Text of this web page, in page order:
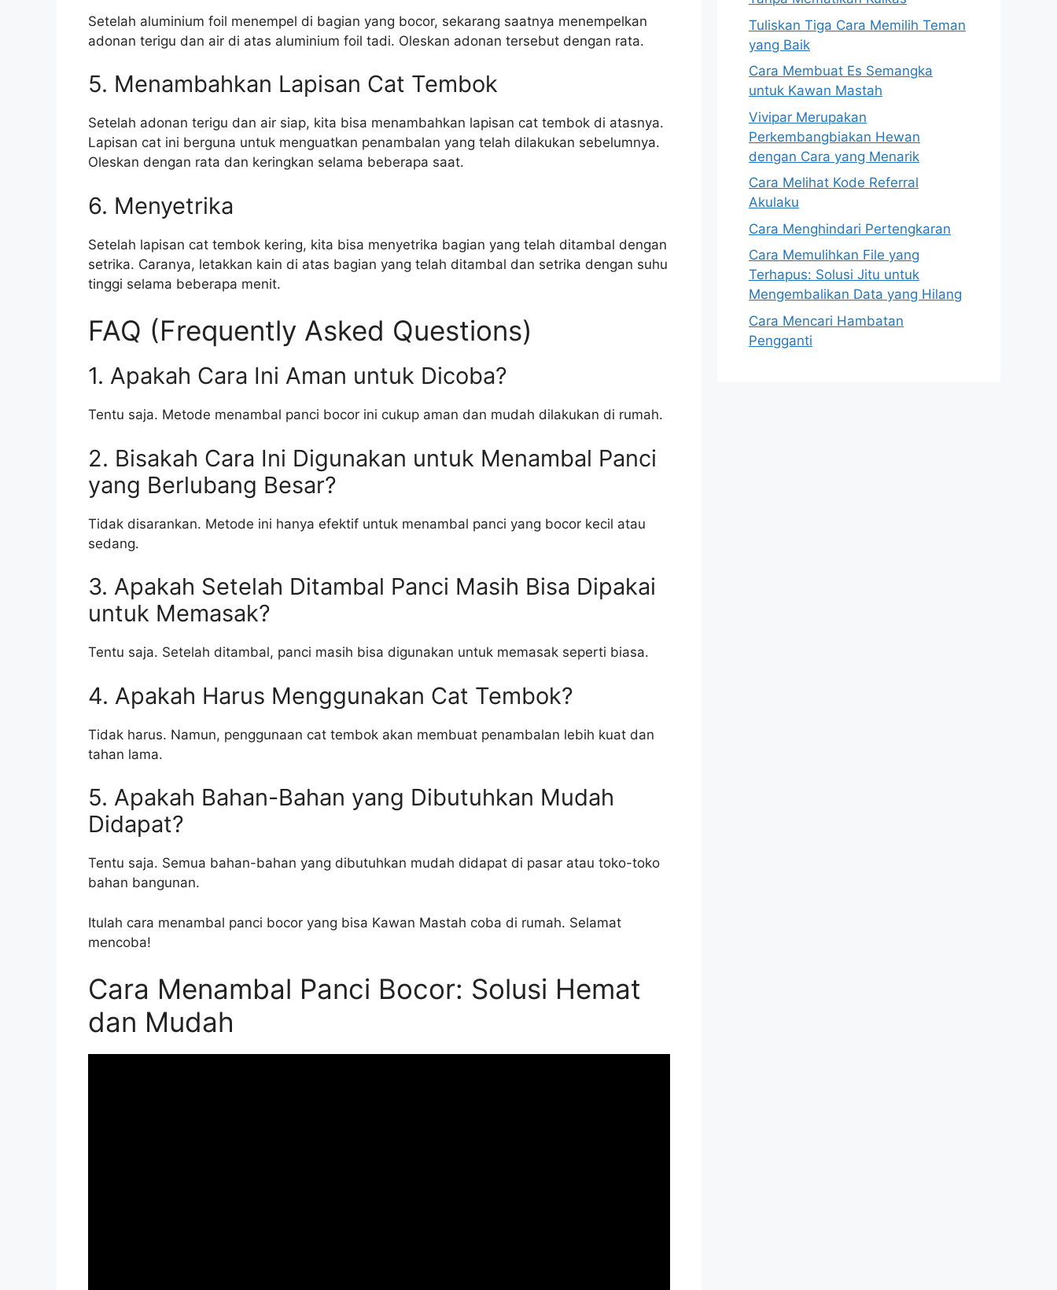
Setelah aluminium foil menempel di bagian yang bocor, sekarang saatnya menempelkan
adonan terigu dan air di atas aluminium foil tadi. Oleskan adonan tersebut dengan rata.
5. Menambahkan Lapisan Cat Tembok
Setelah adonan terigu dan air siap, kita bisa menambahkan lapisan cat tembok di atasnya.
Lapisan cat ini berguna untuk menguatkan penambalan yang telah dilakukan sebelumnya.
Oleskan dengan rata dan keringkan selama beberapa saat.
6. Menyetrika
Setelah lapisan cat tembok kering, kita bisa menyetrika bagian yang telah ditambal dengan
setrika. Caranya, letakkan kain di atas bagian yang telah ditambal dan setrika dengan suhu
tinggi selama beberapa menit.
FAQ (Frequently Asked Questions)
1. Apakah Cara Ini Aman untuk Dicoba?
Tentu saja. Metode menambal panci bocor ini cukup aman dan mudah dilakukan di rumah.
2. Bisakah Cara Ini Digunakan untuk Menambal Panci
yang Berlubang Besar?
Tidak disarankan. Metode ini hanya efektif untuk menambal panci yang bocor kecil atau
sedang.
3. Apakah Setelah Ditambal Panci Masih Bisa Dipakai
untuk Memasak?
Tentu saja. Setelah ditambal, panci masih bisa digunakan untuk memasak seperti biasa.
4. Apakah Harus Menggunakan Cat Tembok?
Tidak harus. Namun, penggunaan cat tembok akan membuat penambalan lebih kuat dan
tahan lama.
5. Apakah Bahan-Bahan yang Dibutuhkan Mudah
Didapat?
Tentu saja. Semua bahan-bahan yang dibutuhkan mudah didapat di pasar atau toko-toko
bahan bangunan.
Itulah cara menambal panci bocor yang bisa Kawan Mastah coba di rumah. Selamat
mencoba!
Cara Menambal Panci Bocor: Solusi Hemat
dan Mudah
Tuliskan Tiga Cara Memilih Teman
yang Baik
Cara Membuat Es Semangka
untuk Kawan Mastah
Vivipar Merupakan
Perkembangbiakan Hewan
dengan Cara yang Menarik
Cara Melihat Kode Referral
Akulaku
Cara Menghindari Pertengkaran
Cara Memulihkan File yang
Terhapus: Solusi Jitu untuk
Mengembalikan Data yang Hilang
Cara Mencari Hambatan
Pengganti